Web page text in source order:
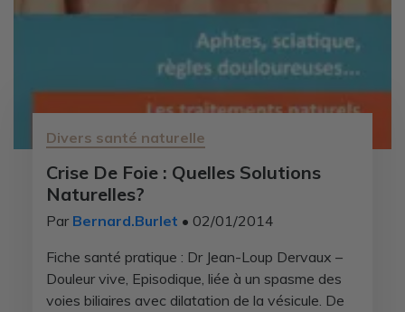
Divers santé naturelle
Crise De Foie : Quelles Solutions
Naturelles?
Par Bernard.Burlet • 02/01/2014
Fiche santé pratique : Dr Jean-Loup Dervaux –
Douleur vive, Episodique, liée à un spasme des
voies biliaires avec dilatation de la vésicule. De